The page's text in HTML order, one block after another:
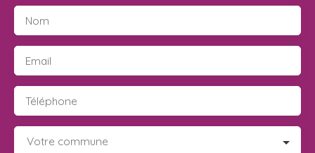
Nom
Email
Téléphone
Votre commune